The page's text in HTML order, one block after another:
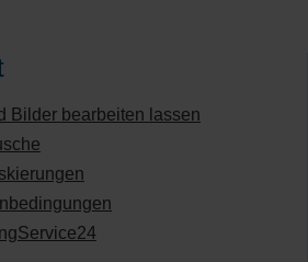
Bilder bearbeiten lassen